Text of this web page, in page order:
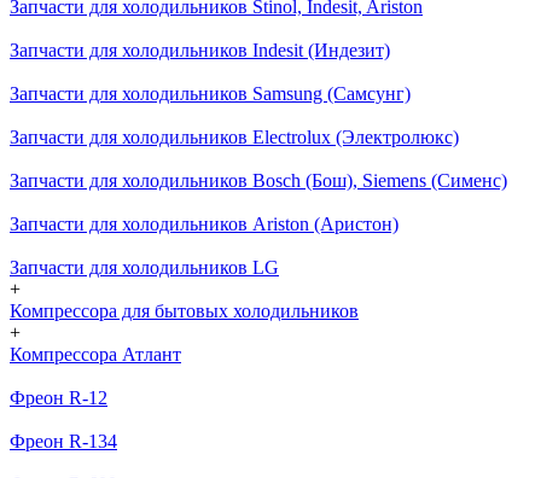
Запчасти для холодильников Stinol, Indesit, Ariston
Запчасти для холодильников Indesit (Индезит)
Запчасти для холодильников Samsung (Самсунг)
Запчасти для холодильников Electrolux (Электролюкс)
Запчасти для холодильников Bosch (Бош), Siemens (Сименс)
Запчасти для холодильников Ariston (Аристон)
Запчасти для холодильников LG
+
Компрессора для бытовых холодильников
+
Компрессора Атлант
Фреон R-12
Фреон R-134